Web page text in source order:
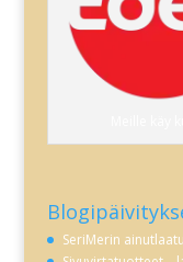
SeriMerin